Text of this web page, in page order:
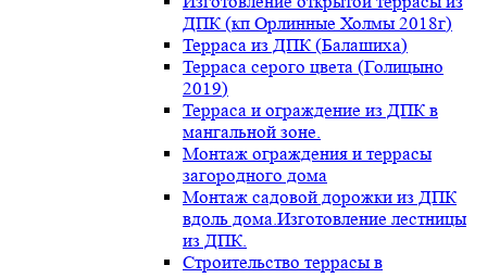
ДПК (кп Орлинные Холмы 2018г)
Терраса из ДПК (Балашиха)
Терраса серого цвета (Голицыно
2019)
Терраса и ограждение из ДПК в
мангальной зоне.
Монтаж ограждения и террасы
загородного дома
Монтаж садовой дорожки из ДПК
вдоль дома.Изготовление лестницы
из ДПК.
Строительство террасы в